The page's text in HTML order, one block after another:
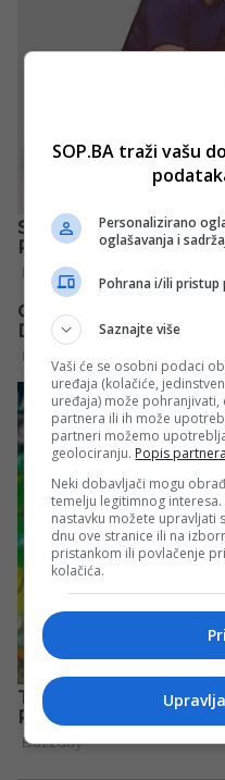
SOP.BA traži vašu
Personalizirano
oglašavanja i
Pohrana i/ili pristup
Saznajte više
Vaši će se osobni podaci
uređaja (kolačiće,
uređaja) može
partnera ili ih može
partneri možemo
geolociranju. Popis
Neki dobavljači mogu
temelju legitimnog interesa.
nastavku možete upravljati
dnu ove stranice ili na
pristankom ili povlačenje
kolačića.